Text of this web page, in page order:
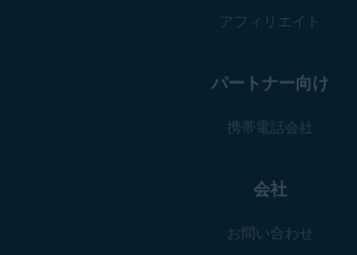
アフィリエイト
パートナー向け
携帯電話会社
会社
お問い合わせ